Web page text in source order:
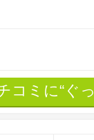
コミに“ぐ